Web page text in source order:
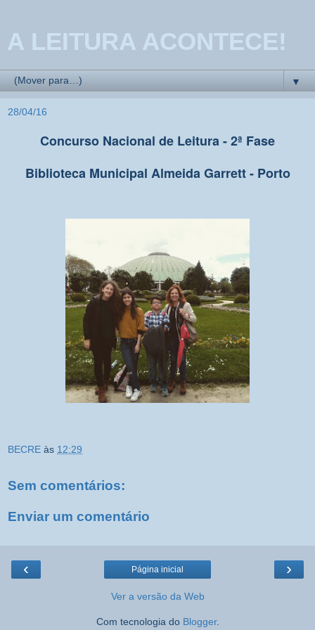
A LEITURA ACONTECE!
▼
28/04/16
Concurso Nacional de Leitura - 2ª Fase
Biblioteca Municipal Almeida Garrett - Porto
BECRE às 12:29
Sem comentários:
Enviar um comentário
‹ ›
Página inicial
Ver a versão da Web
Com tecnologia do Blogger.